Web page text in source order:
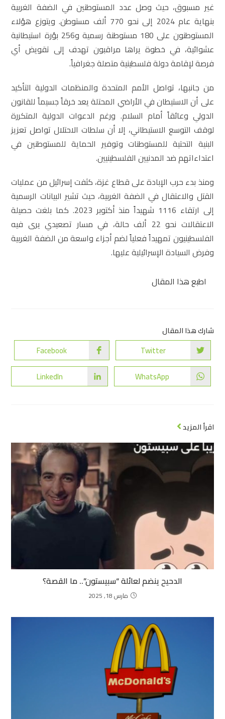
غير مسبوق، حيث وصل عدد المستوطنين في الضفة الغربية
بنهاية عام 2024 إلى نحو 770 ألف مستوطن. ويتوزع هؤلاء
المستوطنون على 180 مستوطنة رسمية و256 بؤرة استيطانية
عشوائية، في خطوة يراها مراقبون تهدف إلى تقويض أي
فرصة لإقامة دولة فلسطينية متصلة جغرافياً.
من جانبها، تواصل الأمم المتحدة والمنظمات الدولية التأكيد
على أن الاستيطان في الأراضي المحتلة يعد خرقاً جسيماً للقانون
الدولي وعائقاً أمام السلام. ورغم الدعوات الدولية المتكررة
لوقف التوسع الاستيطاني، إلا أن سلطات الاحتلال تواصل تعزيز
البنية التحتية للمستوطنات وتوفير الحماية للمستوطنين في
اعتداءاتهم ضد المدنيين الفلسطينيين.
ومنذ بدء حرب الإبادة على قطاع غزة، كثفت إسرائيل من عمليات
القتل والاعتقال في الضفة الغربية، حيث تشير البيانات الرسمية
إلى ارتقاء 1116 شهيداً منذ أكتوبر 2023. كما بلغت حصيلة
الاعتقالات نحو 22 ألف حالة، في مسار تصعيدي يرى فيه
الفلسطينيون تمهيداً فعلياً لضم أجزاء واسعة من الضفة الغربية
وفرض السيادة الإسرائيلية عليها.
اطبع هذا المقال
شارك هذا المقال
Twitter
Facebook
WhatsApp
LinkedIn
اقرأ المزيد
الدحيح ينضم لعائلة “سبيستون”.. ما القصة؟
مارس 18, 2025